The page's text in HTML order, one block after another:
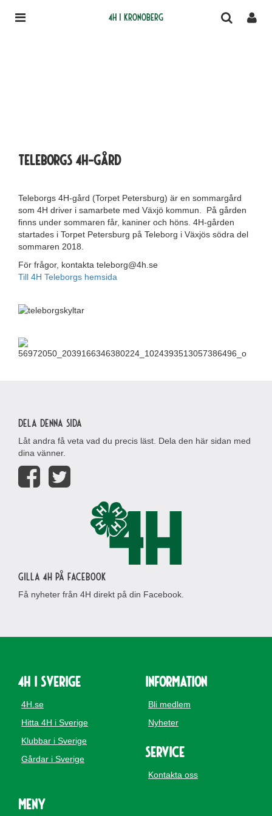
4H i Kronoberg
Teleborgs 4h-gård
Teleborgs 4H-gård (Torpet Petersburg) är en sommargård
som 4H driver i samarbete med Växjö kommun. På gården
finns under sommaren får, kaniner och höns. 4H-gården
startades i Torpet Petersburg på Teleborg i Växjös södra del
sommaren 2018.
För frågor, kontakta teleborg@4h.se
Till 4H Teleborgs hemsida
Dela denna sida
Låt andra få veta vad du precis läst. Dela den här sidan med
dina vänner.
Gilla 4H på Facebook
Få nyheter från 4H direkt på din Facebook.
4H i Sverige
4H.se
Hitta 4H i Sverige
Klubbar i Sverige
Gårdar i Sverige
Information
Bli medlem
Nyheter
Service
Kontakta oss
Meny